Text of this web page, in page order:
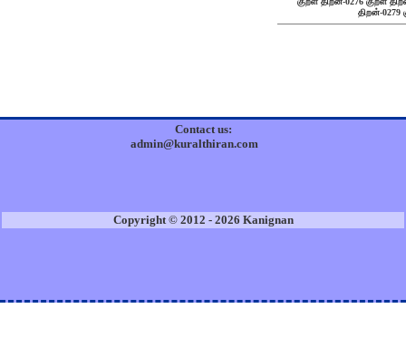
திறன்-0279
Contact us:
admin@kuralthiran.com
Copyright © 2012 - 2026 Kanignan